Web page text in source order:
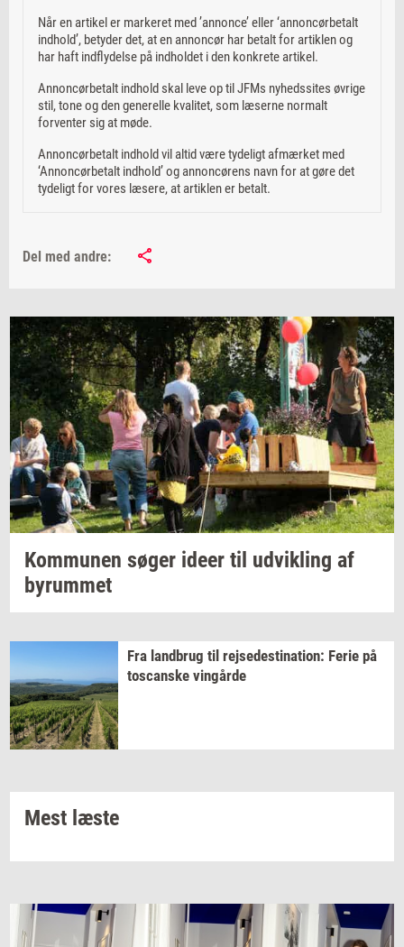
Når en artikel er markeret med ’annonce’ eller ‘annoncørbetalt
indhold’, betyder det, at en annoncør har betalt for artiklen og
har haft indflydelse på indholdet i den konkrete artikel.
Annoncørbetalt indhold skal leve op til JFMs nyhedssites øvrige
stil, tone og den generelle kvalitet, som læserne normalt
forventer sig at møde.
Annoncørbetalt indhold vil altid være tydeligt afmærket med
‘Annoncørbetalt indhold’ og annoncørens navn for at gøre det
tydeligt for vores læsere, at artiklen er betalt.
Del med andre:
Kom­mu­nen søger ideer til ud­vik­ling af
byrum­met
Fra land­brug til rej­se­desti­na­tion: Ferie på
toscan­ske vin­går­de
Mest læste